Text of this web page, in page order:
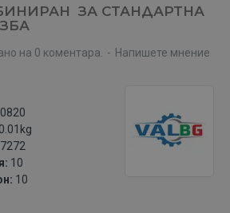
ЗА СТАНДАРТНА
0.01kg
10
10
на 0 коментара. - Напишете мнение